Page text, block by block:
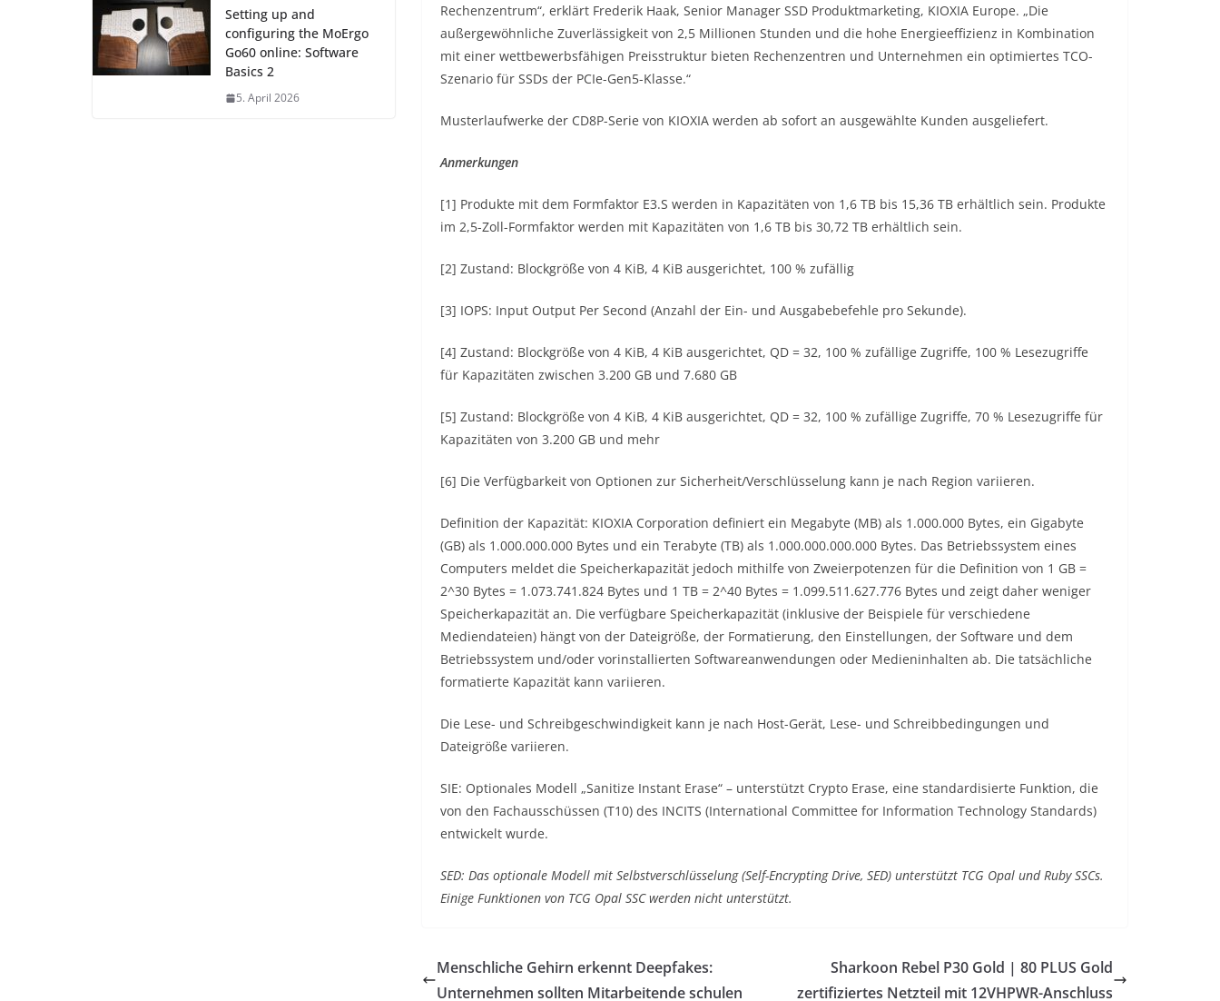
Rechenzentrum“, erklärt Frederik Haak, Senior Manager SSD Produktmarketing, KIOXIA Europe. „Die
außergewöhnliche Zuverlässigkeit von 2,5 Millionen Stunden und die hohe Energieeffizienz in Kombination
mit einer wettbewerbsfähigen Preisstruktur bieten Rechenzentren und Unternehmen ein optimiertes TCO-
Szenario für SSDs der PCIe-Gen5-Klasse.“
Musterlaufwerke der CD8P-Serie von KIOXIA werden ab sofort an ausgewählte Kunden ausgeliefert.
Anmerkungen
[1] Produkte mit dem Formfaktor E3.S werden in Kapazitäten von 1,6 TB bis 15,36 TB erhältlich sein. Produkte
im 2,5-Zoll-Formfaktor werden mit Kapazitäten von 1,6 TB bis 30,72 TB erhältlich sein.
[2] Zustand: Blockgröße von 4 KiB, 4 KiB ausgerichtet, 100 % zufällig
[3] IOPS: Input Output Per Second (Anzahl der Ein- und Ausgabebefehle pro Sekunde).
[4] Zustand: Blockgröße von 4 KiB, 4 KiB ausgerichtet, QD = 32, 100 % zufällige Zugriffe, 100 % Lesezugriffe
für Kapazitäten zwischen 3.200 GB und 7.680 GB
[5] Zustand: Blockgröße von 4 KiB, 4 KiB ausgerichtet, QD = 32, 100 % zufällige Zugriffe, 70 % Lesezugriffe für
Kapazitäten von 3.200 GB und mehr
[6] Die Verfügbarkeit von Optionen zur Sicherheit/Verschlüsselung kann je nach Region variieren.
Definition der Kapazität: KIOXIA Corporation definiert ein Megabyte (MB) als 1.000.000 Bytes, ein Gigabyte
(GB) als 1.000.000.000 Bytes und ein Terabyte (TB) als 1.000.000.000.000 Bytes. Das Betriebssystem eines
Computers meldet die Speicherkapazität jedoch mithilfe von Zweierpotenzen für die Definition von 1 GB =
2^30 Bytes = 1.073.741.824 Bytes und 1 TB = 2^40 Bytes = 1.099.511.627.776 Bytes und zeigt daher weniger
Speicherkapazität an. Die verfügbare Speicherkapazität (inklusive der Beispiele für verschiedene
Mediendateien) hängt von der Dateigröße, der Formatierung, den Einstellungen, der Software und dem
Betriebssystem und/oder vorinstallierten Softwareanwendungen oder Medieninhalten ab. Die tatsächliche
formatierte Kapazität kann variieren.
Die Lese- und Schreibgeschwindigkeit kann je nach Host-Gerät, Lese- und Schreibbedingungen und
Dateigröße variieren.
SIE: Optionales Modell „Sanitize Instant Erase“ – unterstützt Crypto Erase, eine standardisierte Funktion, die
von den Fachausschüssen (T10) des INCITS (International Committee for Information Technology Standards)
entwickelt wurde.
SED: Das optionale Modell mit Selbstverschlüsselung (Self-Encrypting Drive, SED) unterstützt TCG Opal und Ruby SSCs.
Einige Funktionen von TCG Opal SSC werden nicht unterstützt.
Menschliche Gehirn erkennt Deepfakes:
Unternehmen sollten Mitarbeitende schulen
Sharkoon Rebel P30 Gold | 80 PLUS Gold
zertifiziertes Netzteil mit 12VHPWR-Anschluss
Setting up and
configuring the MoErgo
Go60 online: Software
Basics 2
5. April 2026